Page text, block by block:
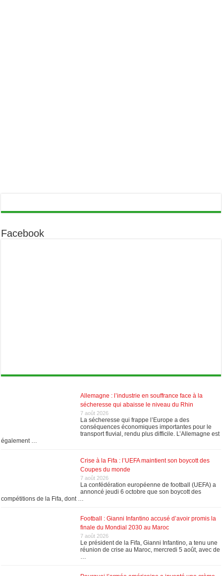
Facebook
Allemagne : l’industrie en souffrance face à la
sécheresse qui abaisse le niveau du Rhin
7 août 2026
La sécheresse qui frappe l’Europe a des
conséquences économiques importantes pour le
transport fluvial, rendu plus difficile. L’Allemagne est
également …
Crise à la Fifa : l’UEFA maintient son boycott des
Coupes du monde
7 août 2026
La confédération européenne de football (UEFA) a
annoncé jeudi 6 octobre que son boycott des
compétitions de la Fifa, dont …
Football : Gianni Infantino accusé d’avoir promis la
finale du Mondial 2030 au Maroc
7 août 2026
Le président de la Fifa, Gianni Infantino, a tenu une
réunion de crise au Maroc, mercredi 5 août, avec de
…